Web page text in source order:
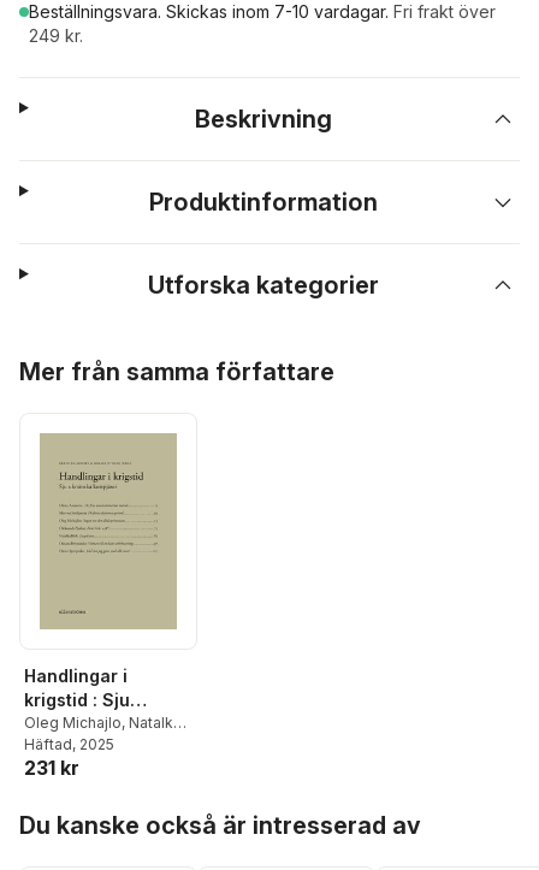
Beställningsvara. Skickas inom 7-10 vardagar. Fri frakt över
249 kr.
Beskrivning
Produktinformation
Utforska kategorier
Mer från samma författare
Handlingar i
krigstid : Sju
ukrainska
kortpjäser
Oleg Michajlo, Natalka
Blok,Oleksandr Zjuhan
Maryna Smiljanets
Olena Sjevtjenko
Häftad, 2025
231 kr
Du kanske också är intresserad av